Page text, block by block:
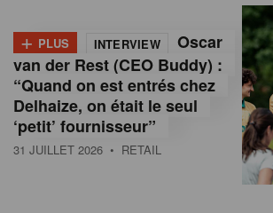
+ PLUS INTERVIEW
Oscar
van der Rest (CEO Buddy) :
“Quand on est entrés chez
Delhaize, on était le seul
‘petit’ fournisseur”
31 JUILLET 2026 • RETAIL